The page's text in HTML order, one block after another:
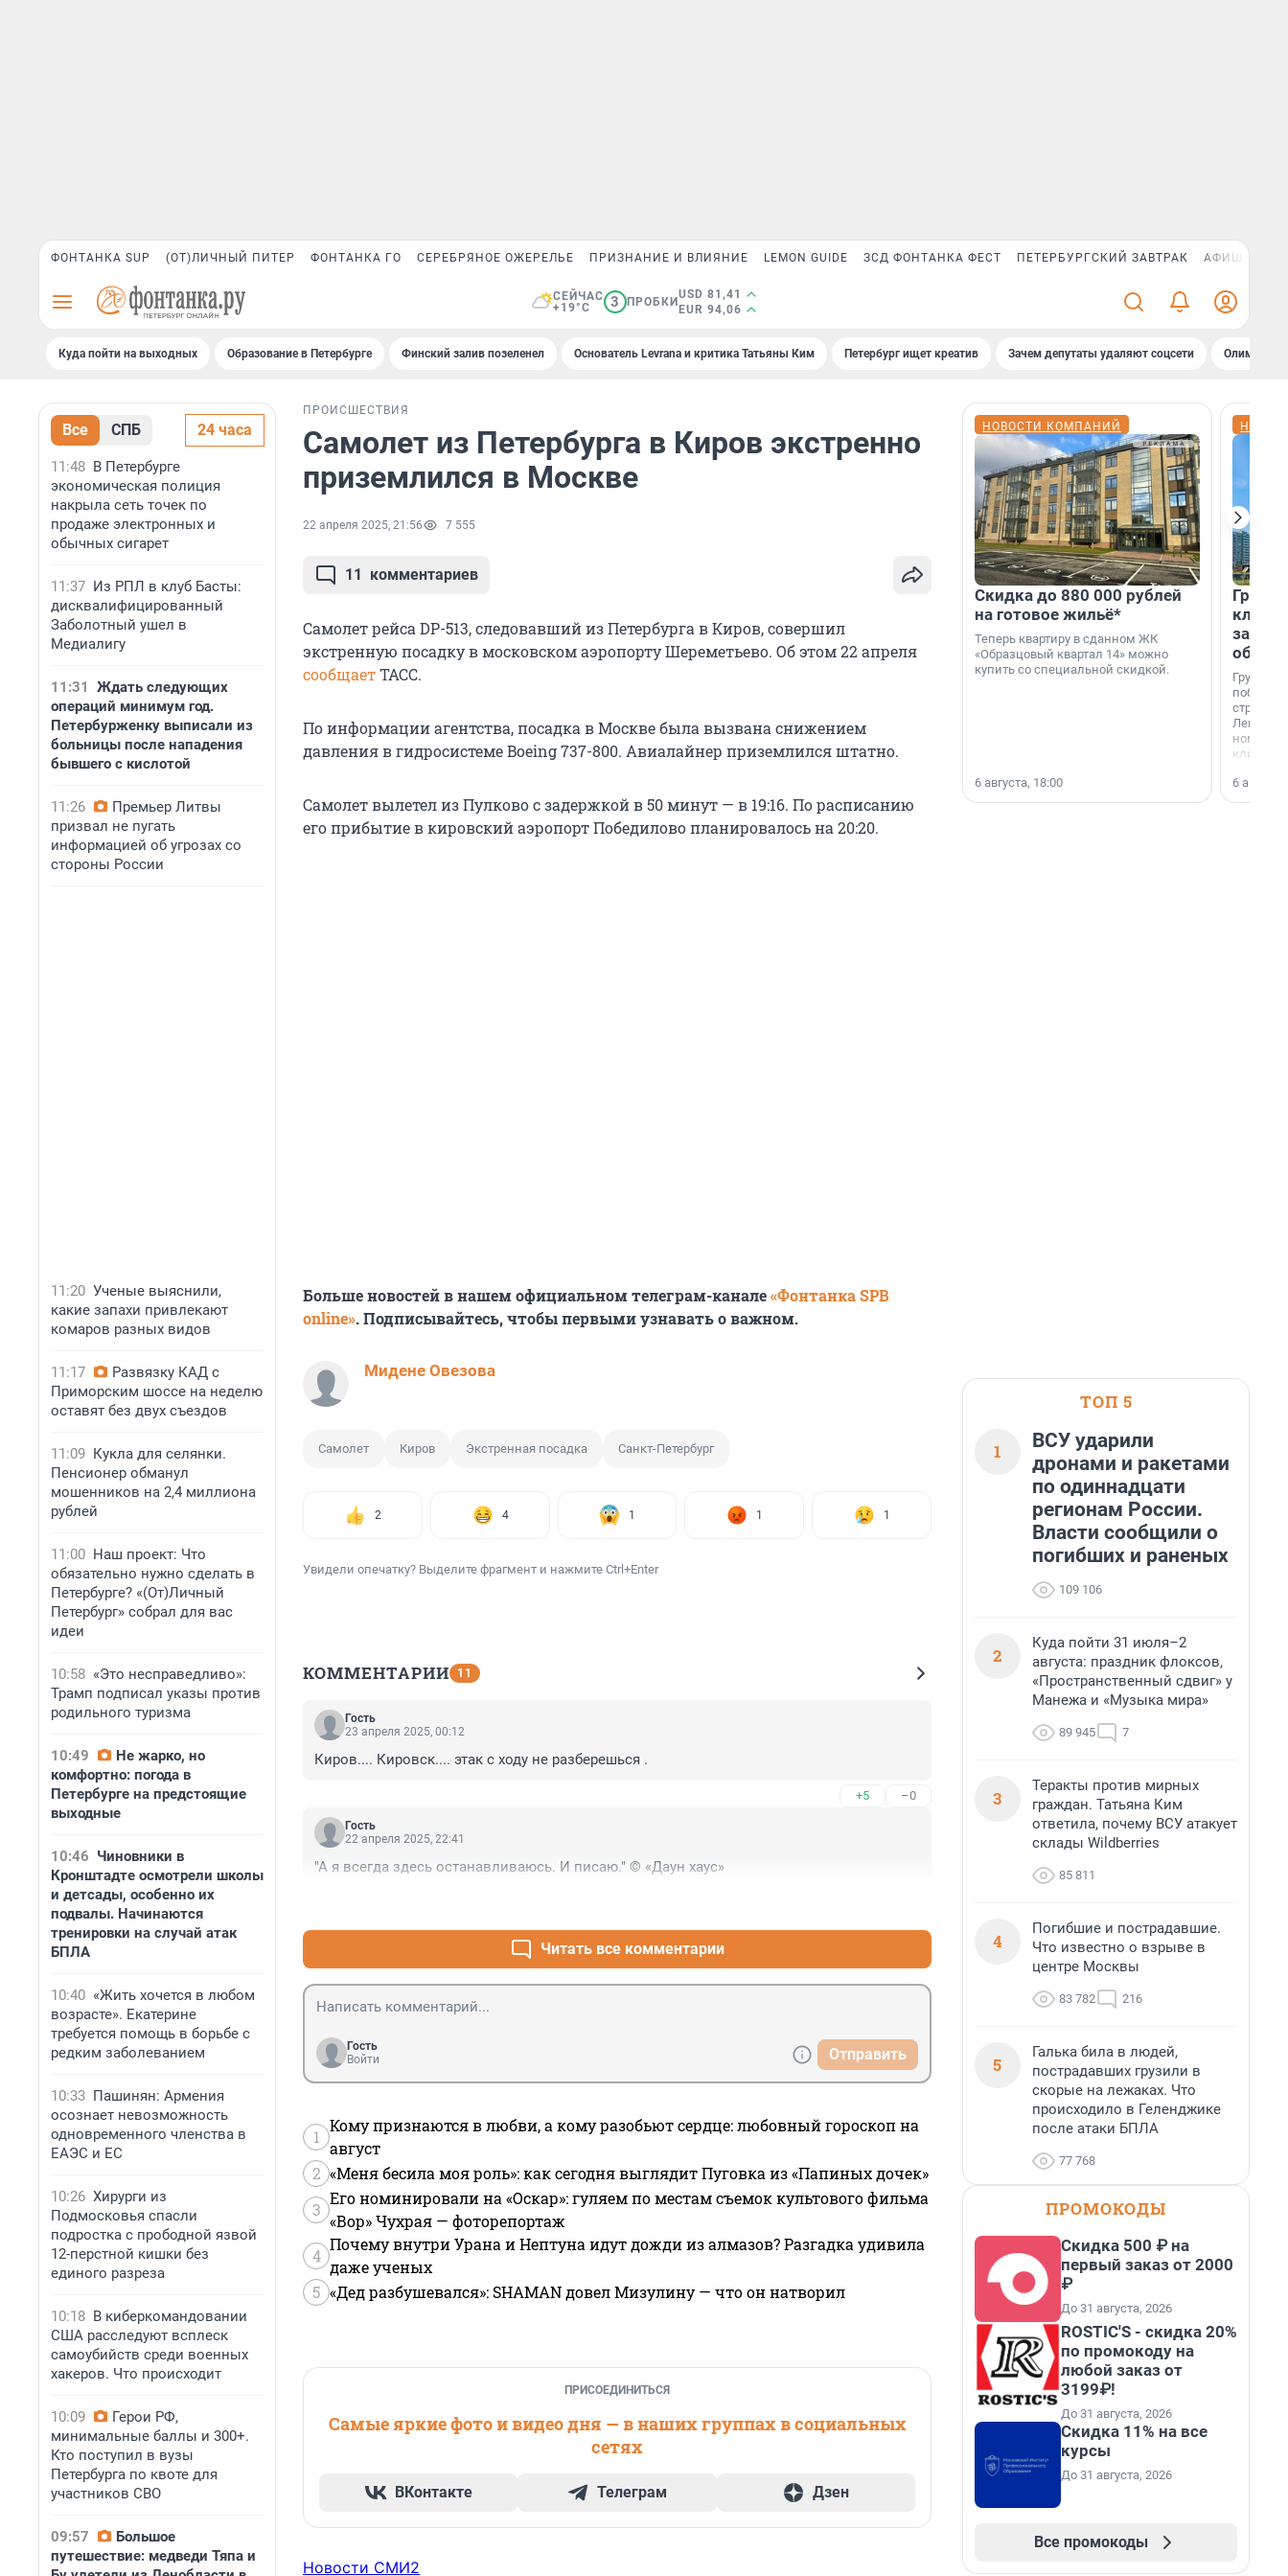
ФОНТАНКА SUP (ОТ)ЛИЧНЫЙ ПИТЕР ФОНТАНКА ГО СЕРЕБРЯНОЕ ОЖЕРЕЛЬЕ ПРИЗНАНИЕ И ВЛИЯНИЕ LEMON GUIDE ЗСД ФОНТАНКА ФЕСТ ПЕТЕРБУРГСКИЙ ЗАВТРАК АФИША PLUS
СЕЙЧАС
+19°C
3 ПРОБКИ
USD 81,41
EUR 94,06
Куда пойти на выходных Образование в Петербурге Финский залив позеленел Основатель Levrana и критика Татьяны Ким Петербург ищет креатив Зачем депутаты удаляют соцсети
Все СПБ 24 часа
11:48 В Петербурге
экономическая полиция
накрыла сеть точек по
продаже электронных и
обычных сигарет
11:37 Из РПЛ в клуб Басты:
дисквалифицированный
Заболотный ушел в
Медиалигу
11:31
Ждать следующих
операций минимум год.
Петербурженку выписали из
больницы после нападения
бывшего с кислотой
11:26
Премьер Литвы
призвал не пугать
информацией об угрозах со
стороны России
11:20 Ученые выяснили,
какие запахи привлекают
комаров разных видов
11:17
Развязку КАД с
Приморским шоссе на неделю
оставят без двух съездов
11:09 Кукла для селянки.
Пенсионер обманул
мошенников на 2,4 миллиона
рублей
11:00 Наш проект: Что
обязательно нужно сделать в
Петербурге? «(От)Личный
Петербург» собрал для вас
идеи
10:58 «Это несправедливо»:
Трамп подписал указы против
родильного туризма
10:49
Не жарко, но
комфортно: погода в
Петербурге на предстоящие
выходные
10:46 Чиновники в
Кронштадте осмотрели школы
и детсады, особенно их
подвалы. Начинаются
тренировки на случай атак
БПЛА
10:40 «Жить хочется в любом
возрасте». Екатерине
требуется помощь в борьбе с
редким заболеванием
10:33 Пашинян: Армения
осознает невозможность
одновременного членства в
ЕАЭС и ЕС
10:26 Хирурги из
Подмосковья спасли
подростка с прободной язвой
12-перстной кишки без
единого разреза
10:18 В киберкомандовании
США расследуют всплеск
самоубийств среди военных
хакеров. Что происходит
10:09
Герои РФ,
минимальные баллы и 300+.
Кто поступил в вузы
Петербурга по квоте для
участников СВО
09:57
Большое
путешествие: медведи Тяпа и
ПРОИСШЕСТВИЯ
Самолет из Петербурга в Киров экстренно
приземлился в Москве
22 апреля 2025, 21:56 7 555
11 комментариев
Самолет рейса DP-513, следовавший из Петербурга в Киров, совершил
экстренную посадку в московском аэропорту Шереметьево. Об этом22 апреля
сообщаетТАСС.
По информации агентства, посадка в Москве была вызвана снижением
давления в гидросистемеBoeing 737-800. Авиалайнер приземлился штатно.
Самолет вылетел из Пулково с задержкой в 50 минут — в 19:16. По расписанию
его прибытие в кировский аэропорт Победилово планировалосьна 20:20.
Больше новостей в нашем официальном телеграм-канале«Фонтанка SPB
online». Подписывайтесь, чтобы первыми узнавать о важном.
Мидене Овезова
Самолет Киров Экстренная посадка Санкт-Петербург
2 4 1 1 1
Увидели опечатку? Выделите фрагмент и нажмите Ctrl+Enter
КОММЕНТАРИИ 11
Гость
23 апреля 2025, 00:12
Киров.... Кировск.... этак с ходу не разберешься .
+5 –0
Гость
22 апреля 2025, 22:41
"А я всегда здесь останавливаюсь. И писаю." © «Даун хаус»
Читать все комментарии
Гость
Войти
Отправить
1
Кому признаются в любви, а кому разобьют сердце: любовный гороскоп на
август
2 «Меня бесила моя роль»: как сегодня выглядит Пуговка из «Папиных дочек»
3
Его номинировали на «Оскар»: гуляем по местам съемок культового фильма
«Вор» Чухрая — фоторепортаж
4
Почему внутри Урана и Нептуна идут дожди из алмазов? Разгадка удивила
даже ученых
5 «Дед разбушевался»: SHAMAN довел Мизулину — что он натворил
ПРИСОЕДИНИТЬСЯ
Самые яркие фото и видео дня — в наших группах в социальных
сетях
ВКонтакте Телеграм Дзен
Новости СМИ2
НОВОСТИ КОМПАНИЙ
Скидка до 880 000 рублей
на готовое жильё*
Теперь квартиру в сданном ЖК
«Образцовый квартал 14» можно
купить со специальной скидкой.
6 августа, 18:00
Группа
области».
6
ТОП 5
1
ВСУ ударили
дронами и ракетами
по одиннадцати
регионам России.
Власти сообщили о
погибших и раненых
109 106
2
Куда пойти 31 июля–2
августа: праздник флоксов,
«Пространственный сдвиг» у
Манежа и «Музыка мира»
89 945 7
3
Теракты против мирных
граждан. Татьяна Ким
ответила, почему ВСУ атакует
склады Wildberries
85 811
4
Погибшие и пострадавшие.
Что известно о взрыве в
центре Москвы
83 782 216
5
Галька била в людей,
пострадавших грузили в
скорые на лежаках. Что
происходило в Геленджике
после атаки БПЛА
77 768
ПРОМОКОДЫ
Скидка 500 ₽ на
первый заказ от 2000
₽
До 31 августа, 2026
ROSTIC'S - скидка 20%
по промокоду на
любой заказ от
3199₽!
До 31 августа, 2026
Скидка 11% на все
курсы
До 31 августа, 2026
Все промокоды